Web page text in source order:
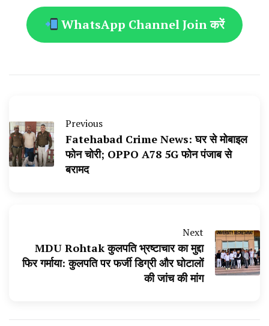
WhatsApp Channel Join करें
Previous
Fatehabad Crime News: घर से मोबाइल
फोन चोरी; OPPO A78 5G फोन पंजाब से
बरामद
Next
MDU Rohtak कुलपति भ्रष्टाचार का मुद्दा
फिर गर्माया: कुलपति पर फर्जी डिग्री और घोटालों
की जांच की मांग